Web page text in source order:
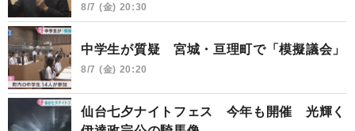
8/7 (金) 20:30
中学生が質疑 宮城・亘理町で「模擬議会」
8/7 (金) 20:20
仙台七夕ナイトフェス 今年も開催 光輝く